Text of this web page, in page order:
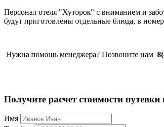
Персонал отеля "Хуторок" с вниманием и
будут приготовлены отдельные блюда, в
Нужна помощь менеджера? Позвоните нам
Получите расчет стоимости путевки
Имя